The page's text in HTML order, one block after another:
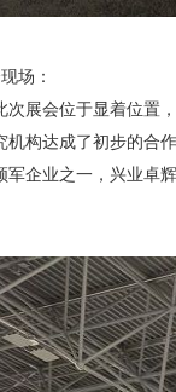
：
会位于显着位置，
机构达成了初步的合
业之一，兴业卓辉